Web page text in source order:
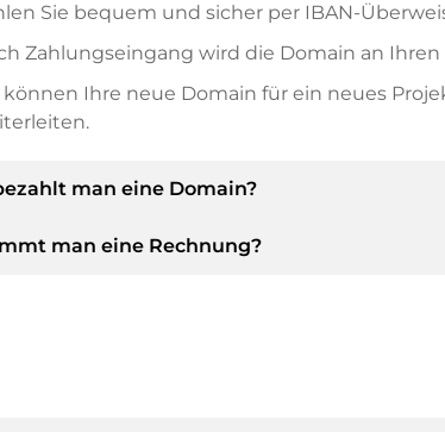
Sie bequem und sicher per IBAN-
Zahlungseingang wird die Domain an
können Ihre neue Domain für ein neues
man eine Domain?
einer Einigung wird der Inhaber Ihnen die
man eine Rechnung?